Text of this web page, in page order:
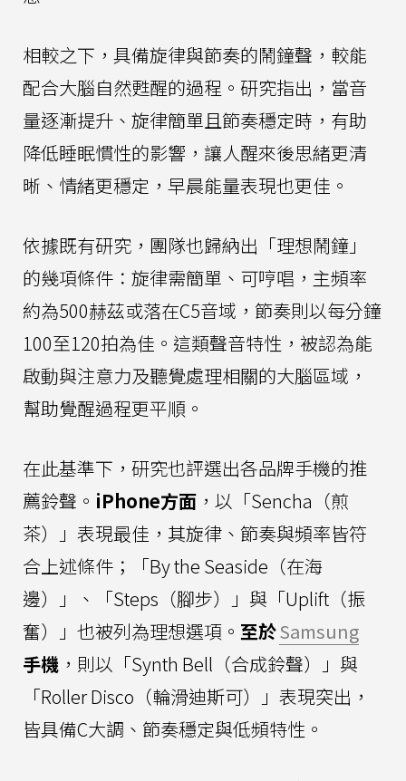
相較之下，具備旋律與節奏的鬧鐘聲，較能
配合大腦自然甦醒的過程。研究指出，當音
量逐漸提升、旋律簡單且節奏穩定時，有助
降低睡眠慣性的影響，讓人醒來後思緒更清
晰、情緒更穩定，早晨能量表現也更佳。
依據既有研究，團隊也歸納出「理想鬧鐘」
的幾項條件：旋律需簡單、可哼唱，主頻率
約為500赫茲或落在C5音域，節奏則以每分鐘
100至120拍為佳。這類聲音特性，被認為能
啟動與注意力及聽覺處理相關的大腦區域，
幫助覺醒過程更平順。
在此基準下，研究也評選出各品牌手機的推
薦鈴聲。 iPhone方面 ，以「Sencha（煎
茶）」表現最佳，其旋律、節奏與頻率皆符
合上述條件；「By the Seaside（在海
邊）」、「Steps（腳步）」與「Uplift（振
奮）」也被列為理想選項。 至於Samsung
手機 ，則以「Synth Bell（合成鈴聲）」與
「Roller Disco（輪滑迪斯可）」表現突出，
皆具備C大調、節奏穩定與低頻特性。